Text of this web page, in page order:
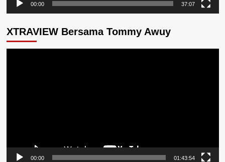
00:00 37:07
XTRAVIEW Bersama Tommy Awuy
00:00 01:43:54